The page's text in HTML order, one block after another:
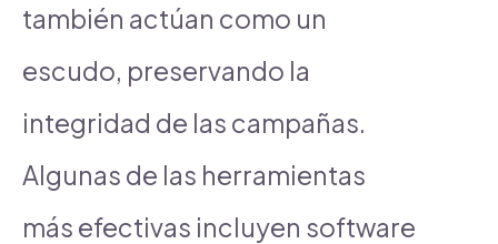
también actúan como un
escudo, preservando la
integridad de las campañas.
Algunas de las herramientas
más efectivas incluyen software